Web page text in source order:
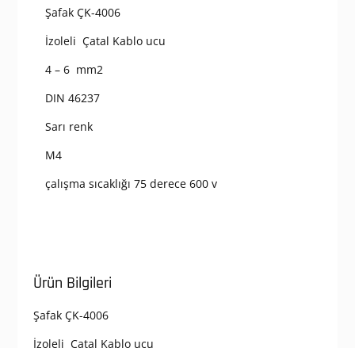
Şafak ÇK-4006
İzoleli Çatal Kablo ucu
4 – 6 mm2
DIN 46237
Sarı renk
M4
çalışma sıcaklığı 75 derece 600 v
Ürün Bilgileri
Şafak ÇK-4006
İzoleli Çatal Kablo ucu